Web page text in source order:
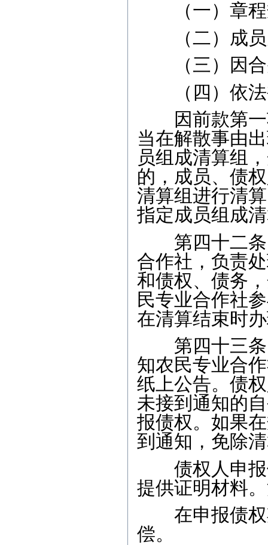
（一）章程
（二）成员
（三）因合
（四）依法
因前款第一
当在解散事由
员组成清算组
的，成员、债
清算组进行清
指定成员组成
第四十二条
合作社，负责
和债权、债务
民专业合作社
在清算结束时
第四十三条
知农民专业合
纸上公告。债
未接到通知的
报债权。如果
到通知，免除
债权人申报
提供证明材料
在申报债权
偿。